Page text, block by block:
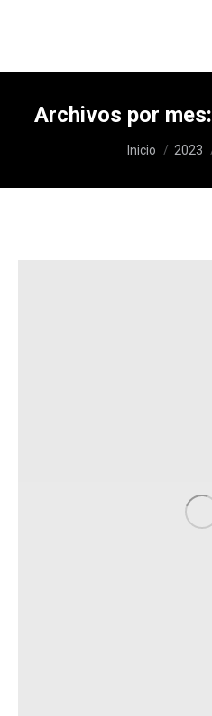
Archivos por mes:
Estás aquí:
Inicio 2023